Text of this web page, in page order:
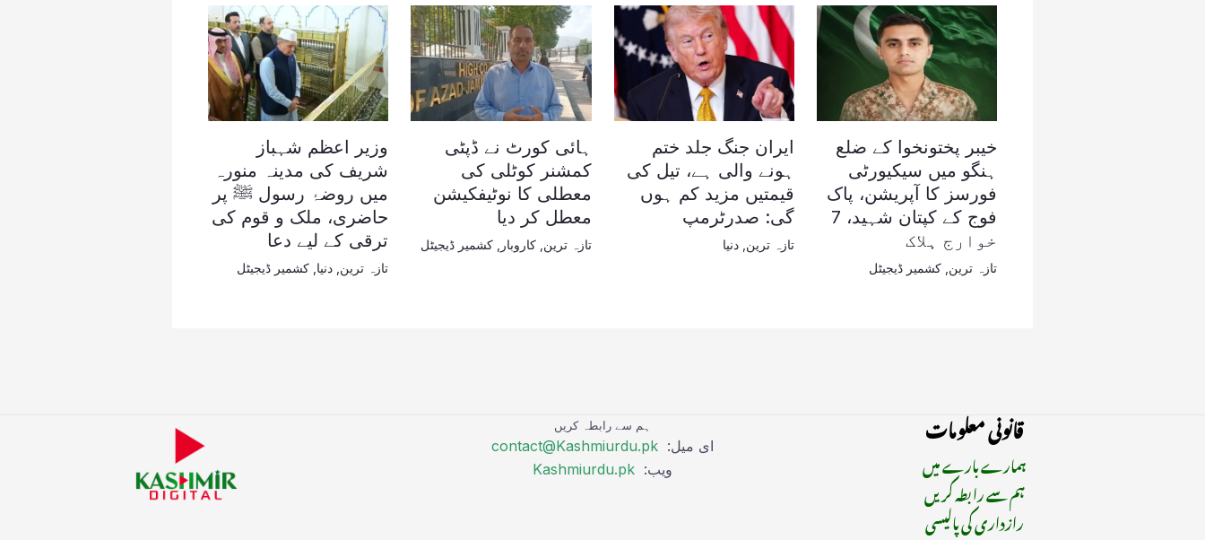
خیبر پختونخوا کے ضلع
ہنگو میں سیکیورٹی
فورسز کا آپریشن، پاک
فوج کے کپتان شہید، 7
خوارج ہلاک
تازہ ترین کشمیر ڈیجیٹل
ایران جنگ جلد ختم
ہونے والی ہے، تیل کی
قیمتیں مزید کم ہوں
گی: صدرٹرمپ
تازہ ترین ,دنیا
ہائی کورٹ نے ڈپٹی
کمشنر کوٹلی کی
معطلی کا نوٹیفکیشن
معطل کر دیا
تازہ ترین ,کاروبار ,کشمیر ڈیجیٹل
وزیر اعظم شہباز
شریف کی مدینہ منورہ
میں روضۂ رسول ﷺ پر
حاضری، ملک و قوم کی
ترقی کے لیے دعا
تازہ ترین دنیا کشمیر ڈیجیٹل
قانونی معلومات
ہمارے بارے میں
ہم سے رابطہ کریں
رازداری کی پالیسی
ہم سے رابطہ کریں
ای میل: contact@Kashmiurdu.pk
ویب: Kashmiurdu.pk